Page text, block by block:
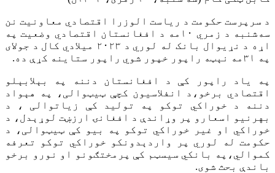
د سرپرست حکومت د ریاست الوزرا اقتصادي معاونیت نن
سه‌شنبه د زمري ۱۰مه د افغانستان اقتصادي وضعیت په
اړه د نړیوال بانک له لوري د ۲۰۲۳ میلادي کال د جولای
په ۳۱مه نېټه راپور خپور شوي راپور ستاینه کړې ده.
په ياد راپور کې د افغانستان دننه په بېلابېلو
اقتصادي برخو،د انفلاسیون کچې ټيټوالی، په هېواد
دننه د خوراکي توکو په تولید کې زیاتوالی ، د
بهرنیو اسعارو پر وړاندې د افغانۍ ارزښت لوړېدل، د
خوراکي او غیر خوراکي توکو په بیو کې ټیټوالی، د
حکومت له لوري پر واردېدونکو خوراکي توکو تعرفه
کموالي،په بانکي سیسټم کې پرمختګونو او نورو برخو
باندې بحث شوی.